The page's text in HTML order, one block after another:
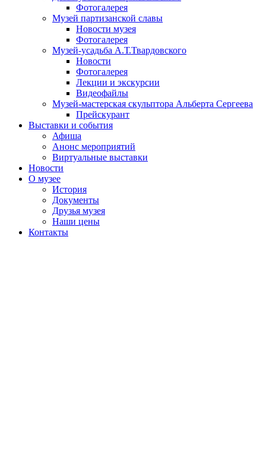
Фотогалерея
Музей партизанской славы
Новости музея
Фотогалерея
Музей-усадьба А.Т.Твардовского
Новости
Фотогалерея
Лекции и экскурсии
Видеофайлы
Музей-мастерская скульптора Альберта Сергеева
Прейскурант
Выставки и события
Афиша
Анонс мероприятий
Виртуальные выставки
Новости
О музее
История
Документы
Друзья музея
Наши цены
Контакты